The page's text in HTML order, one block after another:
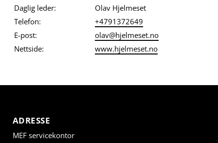
Daglig leder:
Olav Hjelmeset
Telefon:
+4791372649
E-post:
olav@hjelmeset.no
Nettside:
www.hjelmeset.no
ADRESSE
MEF servicekontor